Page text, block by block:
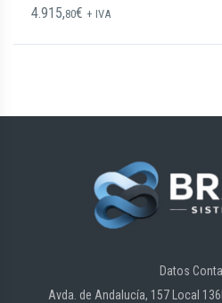
4.915,80€ + IVA
Datos
Avda. de Andalucía, 157 Local